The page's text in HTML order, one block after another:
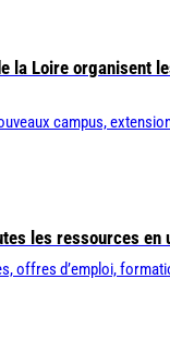
la Loire organisent
campus,
les ressources en
offres d’emploi,